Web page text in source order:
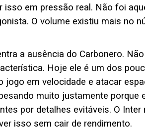
isso em pressão real. Não foi
O volume existiu mais no
a ausência do Carbonero.
Hoje ele é um dos
jogo em velocidade e atacar
muito justamente porque
por detalhes evitáveis. O
isso sem cair de rendimento.